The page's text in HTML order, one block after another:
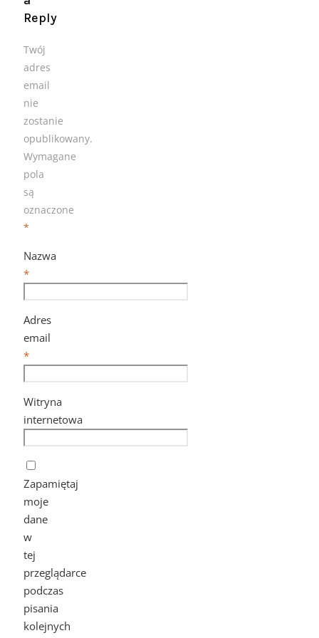
Reply
Twój
adres
email
nie
zostanie
opublikowany.
Wymagane
pola
są
oznaczone
*
Nazwa
*
Adres
email
*
Witryna
internetowa
Zapamiętaj
moje
dane
w
tej
przeglądarce
podczas
pisania
kolejnych